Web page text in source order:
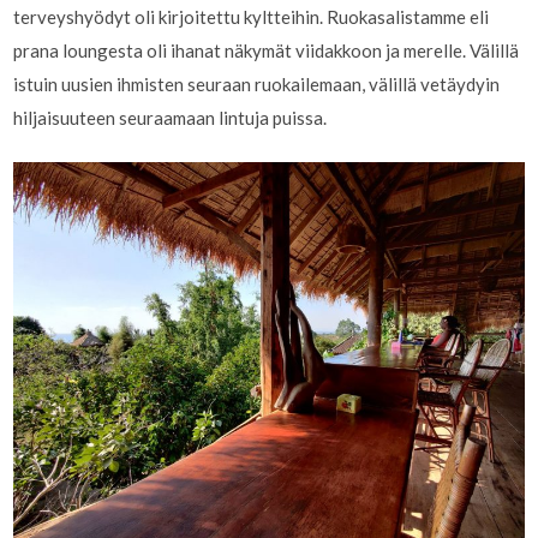
terveyshyödyt oli kirjoitettu kyltteihin. Ruokasalistamme eli
prana loungesta oli ihanat näkymät viidakkoon ja merelle. Välillä
istuin uusien ihmisten seuraan ruokailemaan, välillä vetäydyin
hiljaisuuteen seuraamaan lintuja puissa.